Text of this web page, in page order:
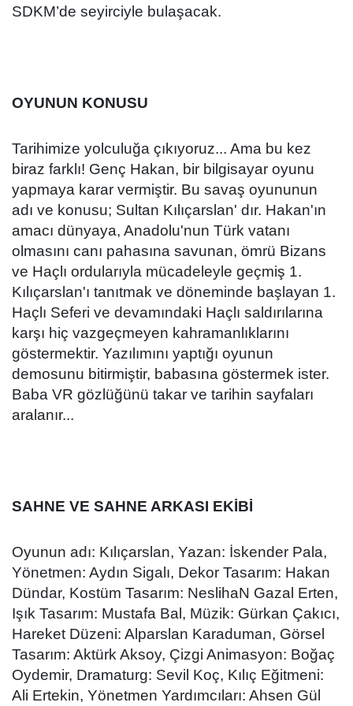
SDKM’de seyirciyle bulaşacak.
OYUNUN KONUSU
Tarihimize yolculuğa çıkıyoruz... Ama bu kez
biraz farklı! Genç Hakan, bir bilgisayar oyunu
yapmaya karar vermiştir. Bu savaş oyununun
adı ve konusu; Sultan Kılıçarslan' dır. Hakan'ın
amacı dünyaya, Anadolu'nun Türk vatanı
olmasını canı pahasına savunan, ömrü Bizans
ve Haçlı ordularıyla mücadeleyle geçmiş 1.
Kılıçarslan'ı tanıtmak ve döneminde başlayan 1.
Haçlı Seferi ve devamındaki Haçlı saldırılarına
karşı hiç vazgeçmeyen kahramanlıklarını
göstermektir. Yazılımını yaptığı oyunun
demosunu bitirmiştir, babasına göstermek ister.
Baba VR gözlüğünü takar ve tarihin sayfaları
aralanır...
SAHNE VE SAHNE ARKASI EKİBİ
Oyunun adı: Kılıçarslan, Yazan: İskender Pala,
Yönetmen: Aydın Sigalı, Dekor Tasarım: Hakan
Dündar, Kostüm Tasarım: NeslihaN Gazal Erten,
Işık Tasarım: Mustafa Bal, Müzik: Gürkan Çakıcı,
Hareket Düzeni: Alparslan Karaduman, Görsel
Tasarım: Aktürk Aksoy, Çizgi Animasyon: Boğaç
Oydemir, Dramaturg: Sevil Koç, Kılıç Eğitmeni:
Ali Ertekin, Yönetmen Yardımcıları: Ahsen Gül